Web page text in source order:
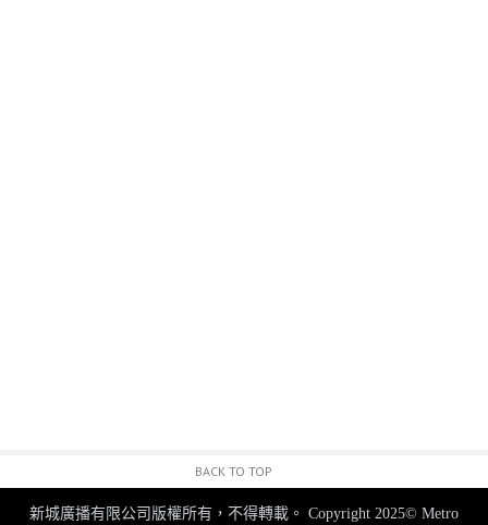
BACK TO TOP
新城廣播有限公司版權所有，不得轉載。 Copyright 2025© Metro